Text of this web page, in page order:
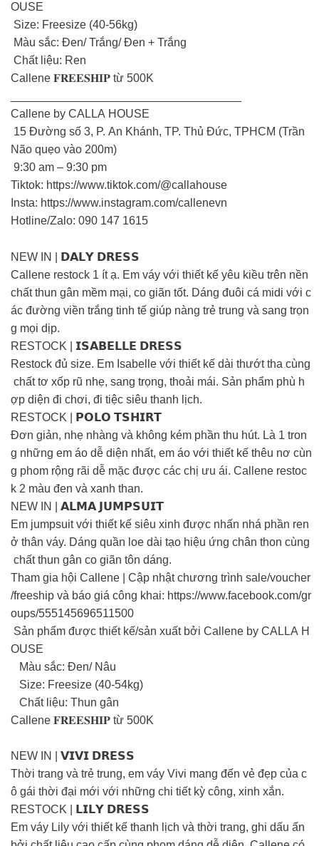
OUSE
Size: Freesize (40-56kg)
Màu sắc: Đen/ Trắng/ Đen + Trắng
Chất liệu: Ren
Callene 𝐅𝐑𝐄𝐄𝐒𝐇𝐈𝐏 từ 500K
Callene by CALLA HOUSE
15 Đường số 3, P. An Khánh, TP. Thủ Đức, TPHCM (Trần
Não quẹo vào 200m)
9:30 am – 9:30 pm
Tiktok: https://www.tiktok.com/@callahouse
Insta: https://www.instagram.com/callenevn
Hotline/Zalo: 090 147 1615
NEW IN | 𝗗𝗔𝗟𝗬 𝗗𝗥𝗘𝗦𝗦
Callene restock 1 ít ạ. Em váy với thiết kế yêu kiều trên nền
chất thun gân mềm mại, co giãn tốt. Dáng đuôi cá midi với c
ác đường viền trắng tinh tế giúp nàng trẻ trung và sang trọn
g mọi dịp.
RESTOCK | 𝗜𝗦𝗔𝗕𝗘𝗟𝗟𝗘 𝗗𝗥𝗘𝗦𝗦
Restock đủ size. Em Isabelle với thiết kế dài thướt tha cùng
chất tơ xốp rũ nhẹ, sang trọng, thoải mái. Sản phẩm phù h
ợp diện đi chơi, đi tiệc siêu thanh lịch.
RESTOCK | 𝗣𝗢𝗟𝗢 𝗧𝗦𝗛𝗜𝗥𝗧
Đơn giản, nhẹ nhàng và không kém phần thu hút. Là 1 tron
g những em áo dễ diện nhất, em áo với thiết kế thêu nơ cùn
g phom rộng rãi dễ mặc được các chị ưu ái. Callene restoc
k 2 màu đen và xanh than.
NEW IN | 𝗔𝗟𝗠𝗔 𝗝𝗨𝗠𝗣𝗦𝗨𝗜𝗧
Em jumpsuit với thiết kế siêu xinh được nhấn nhá phần ren
ở thân váy. Dáng quần loe dài tạo hiệu ứng chân thon cùng
chất thun gân co giãn tôn dáng.
Tham gia hội Callene | Cập nhật chương trình sale/voucher
/freeship và báo giá công khai: https://www.facebook.com/gr
oups/555145696511500
Sản phẩm được thiết kế/sản xuất bởi Callene by CALLA H
OUSE
Màu sắc: Đen/ Nâu
Size: Freesize (40-54kg)
Chất liệu: Thun gân
Callene 𝐅𝐑𝐄𝐄𝐒𝐇𝐈𝐏 từ 500K
NEW IN | 𝗩𝗜𝗩𝗜 𝗗𝗥𝗘𝗦𝗦
Thời trang và trẻ trung, em váy Vivi mang đến vẻ đẹp của c
ô gái thời đại mới với những chi tiết kỳ công, xinh xắn.
RESTOCK | 𝗟𝗜𝗟𝗬 𝗗𝗥𝗘𝗦𝗦
Em váy Lily với thiết kế thanh lịch và thời trang, ghi dấu ấn